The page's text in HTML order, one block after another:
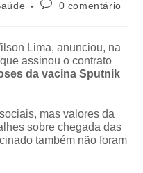
0 comentário
Lima, anunciou, na
assinou o contrato
da vacina Sputnik
mas valores da
sobre chegada das
também não foram